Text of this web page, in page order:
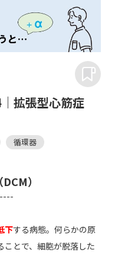
拡張型心筋症
循環器
）
下する病態。何らかの原
ことで、細胞が脱落した